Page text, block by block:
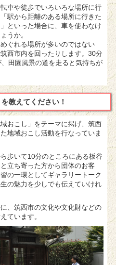
車や徒歩でいろいろな場所に行
駅から距離のある場所に行きた
といった場合に、車を使わなけ
うか。
ぐれる場所が多いのではない
西市内を回ったりします。30分
田園風景の道を走ると気持ちが
教えてください！
おこし」をテーマに掲げ、筑西
地域おこし活動を行なっていま
歩いて10分のところにある板谷
立ち寄った方から団体のお客
の一環としてギャラリートーク
の魅力を少しでも伝えていけれ
、筑西市の文化や文化財などの
ています。